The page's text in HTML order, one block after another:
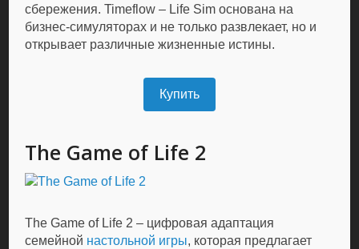
сбережения. Timeflow – Life Sim основана на
бизнес-симуляторах и не только развлекает, но и
открывает различные жизненные истины.
Купить
The Game of Life 2
The Game of Life 2 – цифровая адаптация
семейной настольной игры, которая предлагает